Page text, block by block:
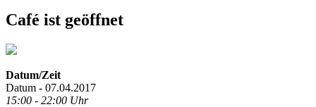
Café ist geöffnet
Datum/Zeit
Datum - 07.04.2017
15:00 - 22:00 Uhr